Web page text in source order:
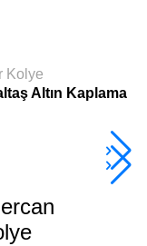
Kolye
Altın Kaplama